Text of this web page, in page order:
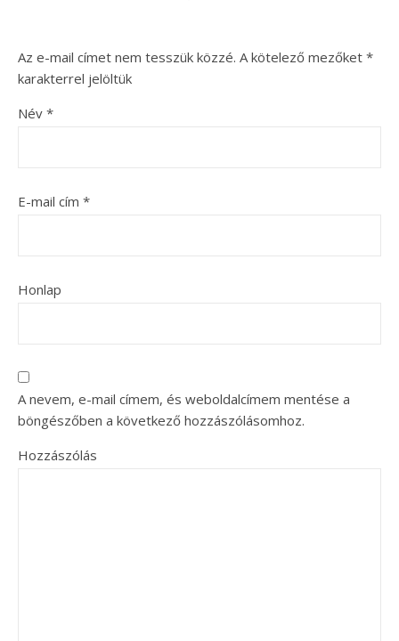
Az e-mail címet nem tesszük közzé. A kötelező mezőket *
karakterrel jelöltük
Név *
E-mail cím *
Honlap
A nevem, e-mail címem, és weboldalcímem mentése a
böngészőben a következő hozzászólásomhoz.
Hozzászólás